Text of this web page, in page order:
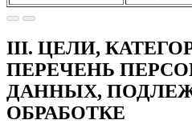
III. ЦЕЛИ,
ПЕРЕЧЕНЬ
ДАННЫХ,
ОБРАБОТКЕ